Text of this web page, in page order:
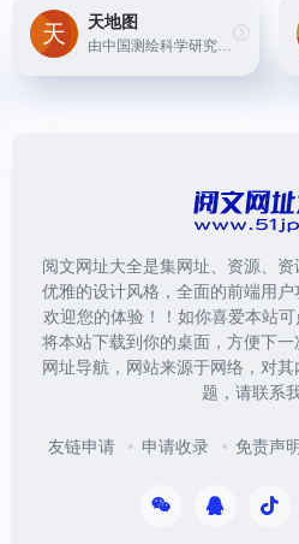
天地图
由中国测绘科学研究院建设与维护的国家地理信息公共服务平台，提供权威的地图数据和地理信息服务。
阅文网址大全是集网址、资源、
优雅的设计风格，全面的前端用户
欢迎您的体验！！如你喜爱本站
将本站下载到你的桌面，方便下
网址导航，网站来源于网络，对
题，请联系
友链申请 申请收录 免责声明